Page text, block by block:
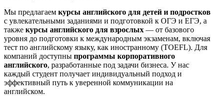
Мы предлагаем курсы английского для детей и подростков
с увлекательными заданиями и подготовкой к ОГЭ и ЕГЭ, а
также курсы английского для взрослых — от базового
уровня до подготовки к международным экзаменам, включая
тест по английскому языку, как иностранному (TOEFL). Для
компаний доступны программы корпоративного
английского, разработанные под задачи бизнеса. У нас
каждый студент получает индивидуальный подход и
эффективный путь к уверенной коммуникации на
английском.